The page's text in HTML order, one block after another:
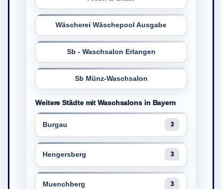
Wäscherei Wäschepool Ausgabe
Sb - Waschsalon Erlangen
Sb Münz-Waschsalon
Weitere Städte mit Waschsalons in Bayern
Burgau 3
Hengersberg 3
Muenchberg 3